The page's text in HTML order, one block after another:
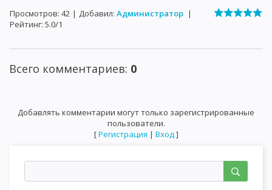
Просмотров: 42 | Добавил: Администратор |
Рейтинг: 5.0/1
Всего комментариев: 0
Добавлять комментарии могут только зарегистрированные
пользователи.
[Регистрация | Вход]